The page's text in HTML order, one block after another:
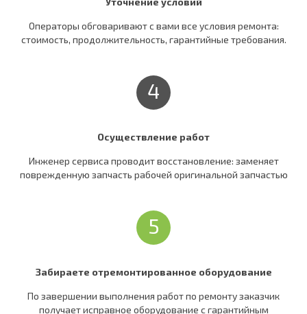
Операторы обговаривают c вами все условия ремонта:
стоимость, продолжительность, гарантийные требования.
4
Осуществление работ
Инженер сервиса проводит восстановление: заменяет
поврежденную запчасть рабочей оригинальной запчастью
5
Забираете отремонтированное оборудование
По завершении выполнения работ по ремонту заказчик
получает исправное оборудование c гарантийным